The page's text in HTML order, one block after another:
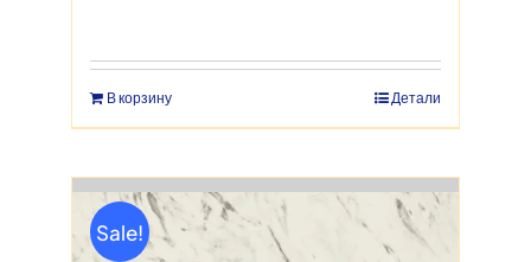
3,550 руб..
В корзину Детали
Sale!